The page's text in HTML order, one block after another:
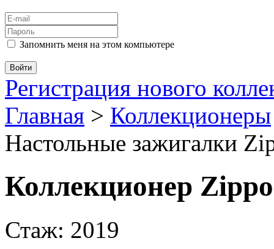
Запомнить меня на этом компьютере
Регистрация нового
Главная > Коллекционеры
Настольные зажигалки
Коллекционер
Стаж: 2019